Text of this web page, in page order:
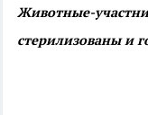
Животные-
стерилизованы и